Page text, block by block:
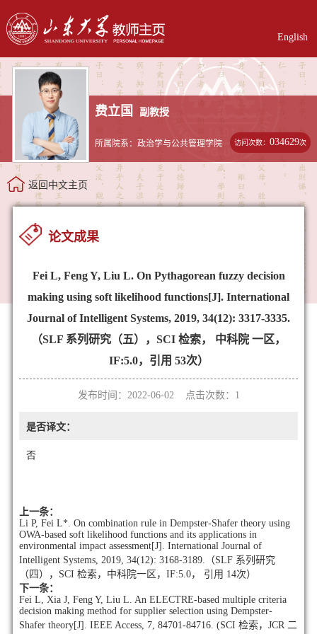
English
费立国 副教授
所属院系：政治学与公共管理学院 访问次数：034629次
返回中文主页
论文成果
Fei L, Feng Y, Liu L. On Pythagorean fuzzy decision
making using soft likelihood functions[J]. International
Journal of Intelligent Systems, 2019, 34(12): 3317-3335.
（SLF 系列研究（五），SCI 检索， 中科院 一区，
IF:5.0，引用 53次）
发布时间：2022-06-02 点击次数： 1
是否译文：
否
上一条：
Li P, Fei L*. On combination rule in Dempster-Shafer theory using
OWA-based soft likelihood functions and its applications in
environmental impact assessment[J]. International Journal of
Intelligent Systems, 2019, 34(12): 3168-3189.（SLF 系列研究
（四），SCI 检索，中科院一区，IF:5.0， 引用 14次）
下一条：
Fei L, Xia J, Feng Y, Liu L. An ELECTRE-based multiple criteria
decision making method for supplier selection using Dempster-
Shafer theory[J]. IEEE Access, 7, 84701-84716. (SCI 检索，JCR 二